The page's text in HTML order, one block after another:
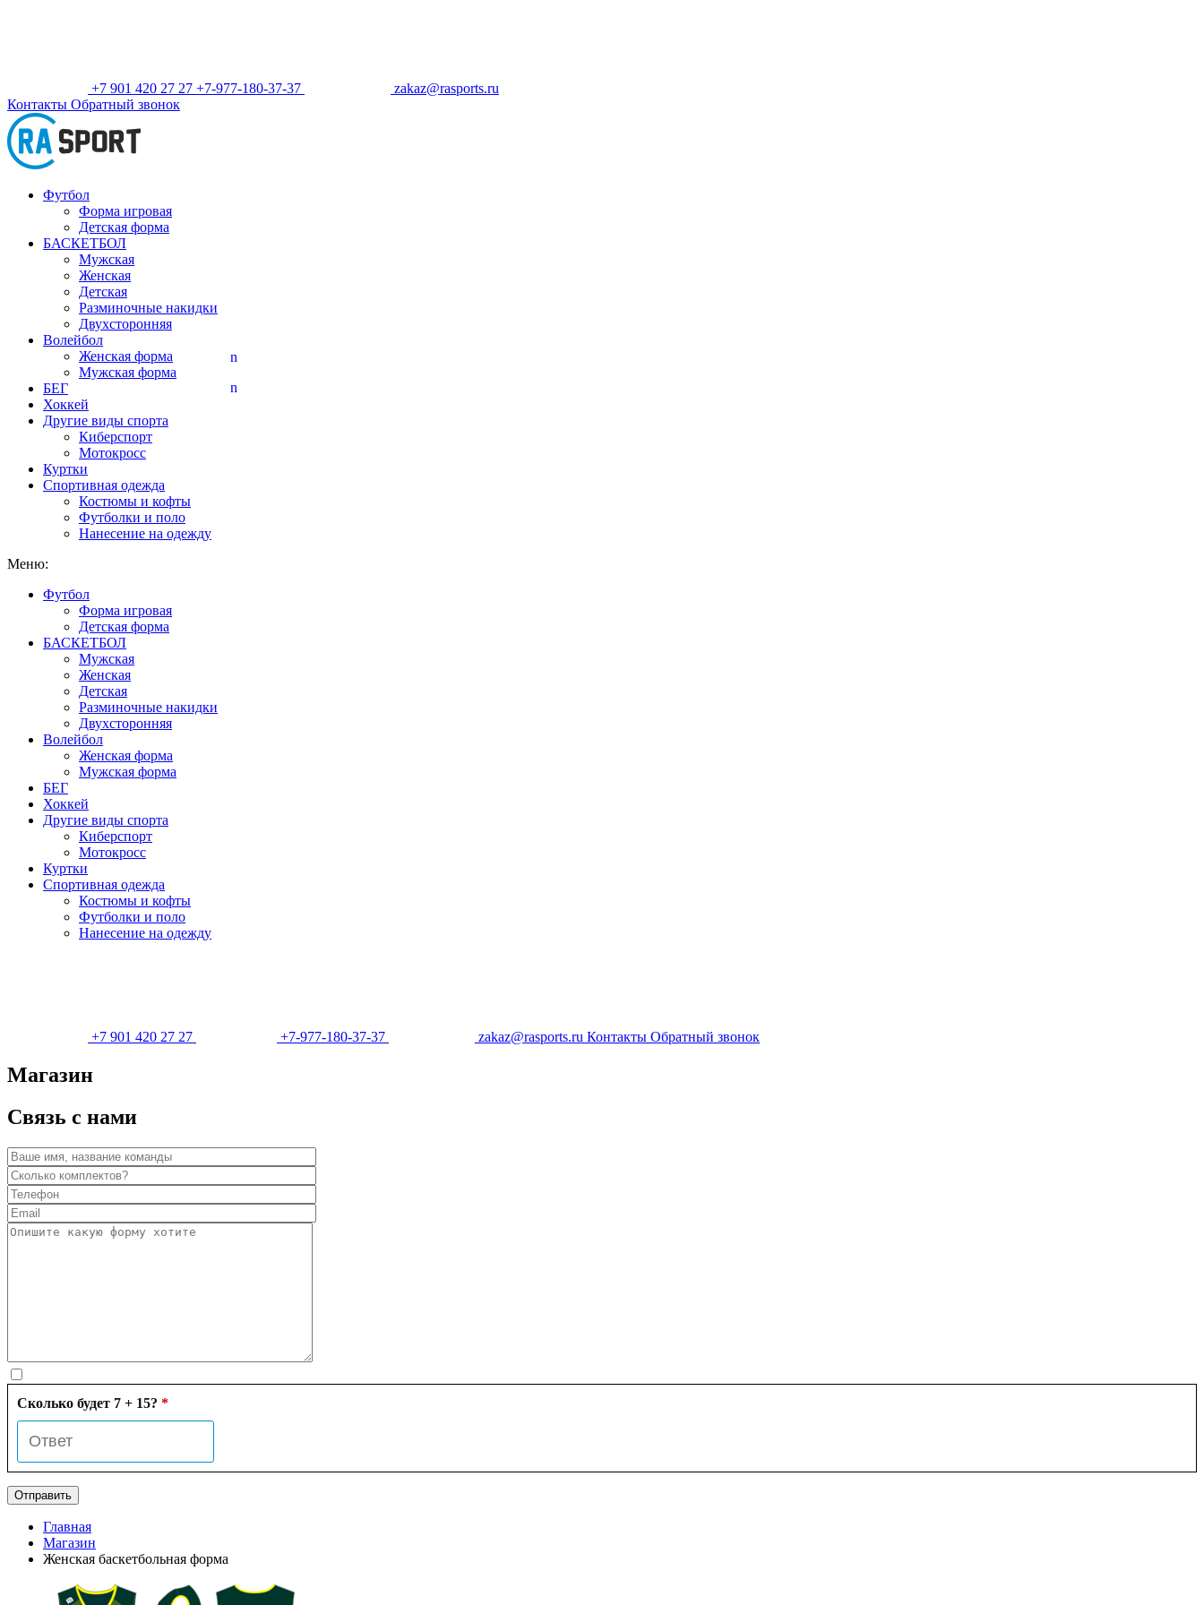
+7 901 420 27 27 +7-977-180-37-37
zakaz@rasports.ru
Контакты Обратный звонок
Футбол
Форма игровая
Детская форма
БАСКЕТБОЛ
Мужская
Женская
Детская
Разминочные накидки
Двухсторонняя
Волейбол
Женская форма
Мужская форма
БЕГ
Хоккей
Другие виды спорта
Киберспорт
Мотокросс
Куртки
Спортивная одежда
Костюмы и кофты
Футболки и поло
Нанесение на одежду
Меню:
Футбол
Форма игровая
Детская форма
БАСКЕТБОЛ
Мужская
Женская
Детская
Разминочные накидки
Двухсторонняя
Волейбол
Женская форма
Мужская форма
БЕГ
Хоккей
Другие виды спорта
Киберспорт
Мотокросс
Куртки
Спортивная одежда
Костюмы и кофты
Футболки и поло
Нанесение на одежду
+7 901 420 27 27 +7-977-180-37-37 zakaz@rasports.ru Контакты Обратный звонок
Магазин
Связь с нами
Сколько будет 7 + 15? *
Главная
Магазин
Женская баскетбольная форма
n
n